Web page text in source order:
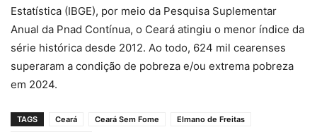
Estatística (IBGE), por meio da Pesquisa Suplementar
Anual da Pnad Contínua, o Ceará atingiu o menor índice da
série histórica desde 2012. Ao todo, 624 mil cearenses
superaram a condição de pobreza e/ou extrema pobreza
em 2024.
TAGS Ceará Ceará Sem Fome
Elmano de Freitas